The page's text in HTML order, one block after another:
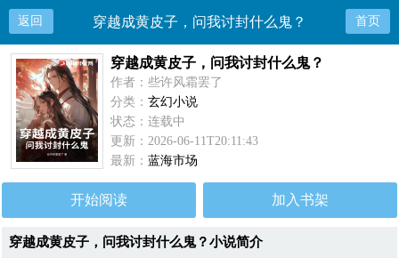
返回 穿越成黄皮子，问我讨封什么鬼？ 首页
穿越成黄皮子，问我讨封什么鬼？
作者：些许风霜罢了
分类：玄幻小说
状态：连载中
更新：2026-06-11T20:11:43
最新：蓝海市场
开始阅读 加入书架
穿越成黄皮子，问我讨封什么鬼？小说简介